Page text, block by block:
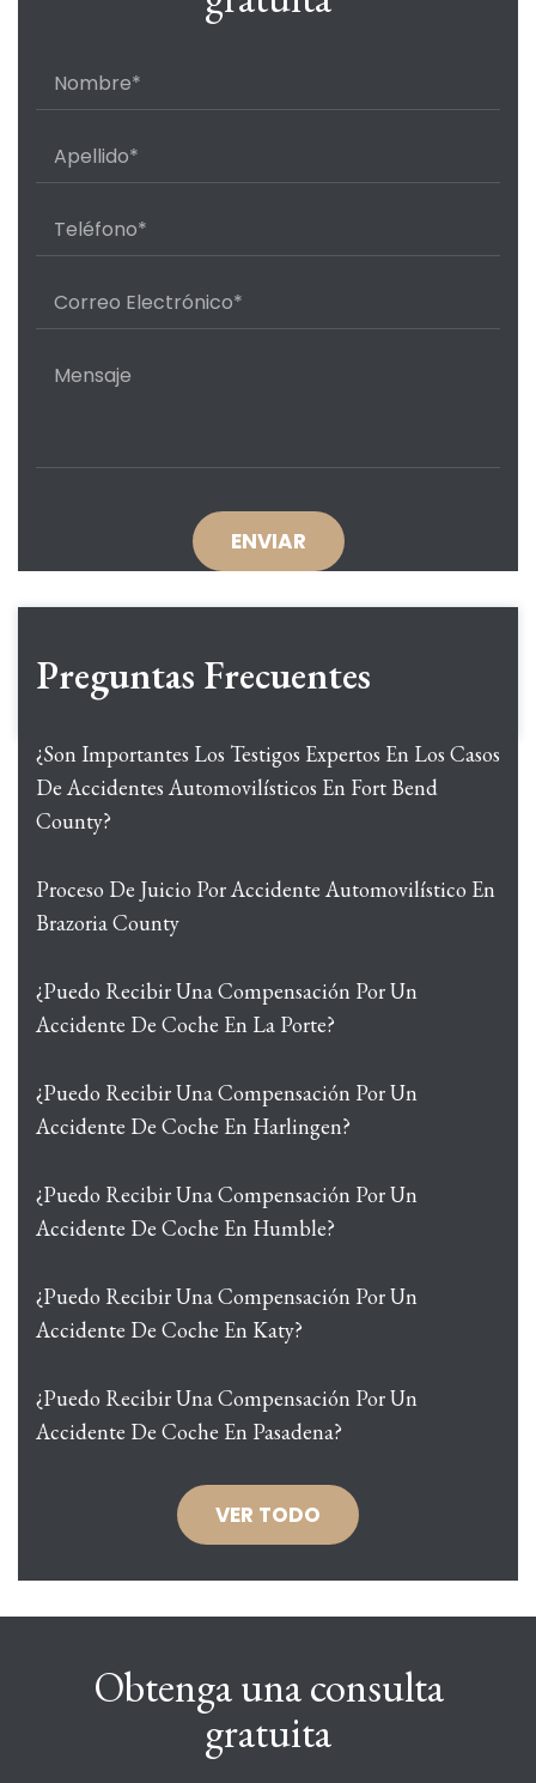
Preguntas Frecuentes
¿Son Importantes Los Testigos Expertos En Los Casos
De Accidentes Automovilísticos En Fort Bend
County?
Proceso De Juicio Por Accidente Automovilístico En
Brazoria County
¿Puedo Recibir Una Compensación Por Un
Accidente De Coche En La Porte?
¿Puedo Recibir Una Compensación Por Un
Accidente De Coche En Harlingen?
¿Puedo Recibir Una Compensación Por Un
Accidente De Coche En Humble?
¿Puedo Recibir Una Compensación Por Un
Accidente De Coche En Katy?
¿Puedo Recibir Una Compensación Por Un
Accidente De Coche En Pasadena?
VER TODO
Obtenga una consulta
gratuita